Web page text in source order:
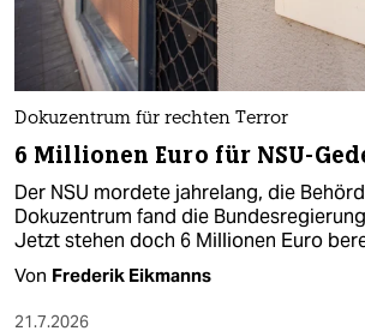
Dokuzentrum für rechten Terror
6 Millionen Euro für NSU-
Der NSU mordete jahrelang, die
Dokuzentrum fand die
Jetzt stehen doch 6 Millionen Euro
Von Frederik Eikmanns
21.7.2026